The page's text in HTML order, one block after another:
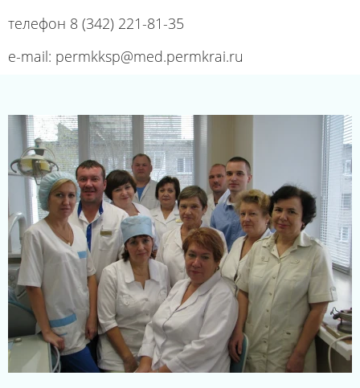
телефон 8 (342) 221-81-35
e-mail: permkksp@med.permkrai.ru